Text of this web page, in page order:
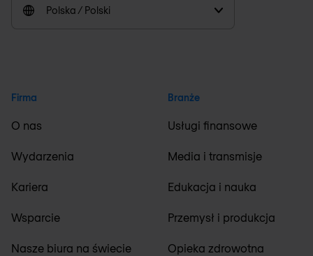
Polska / Polski
Firma
O nas
Wydarzenia
Kariera
Wsparcie
Nasze biura na świecie
Branże
Usługi finansowe
Media i transmisje
Edukacja i nauka
Przemysł i produkcja
Opieka zdrowotna